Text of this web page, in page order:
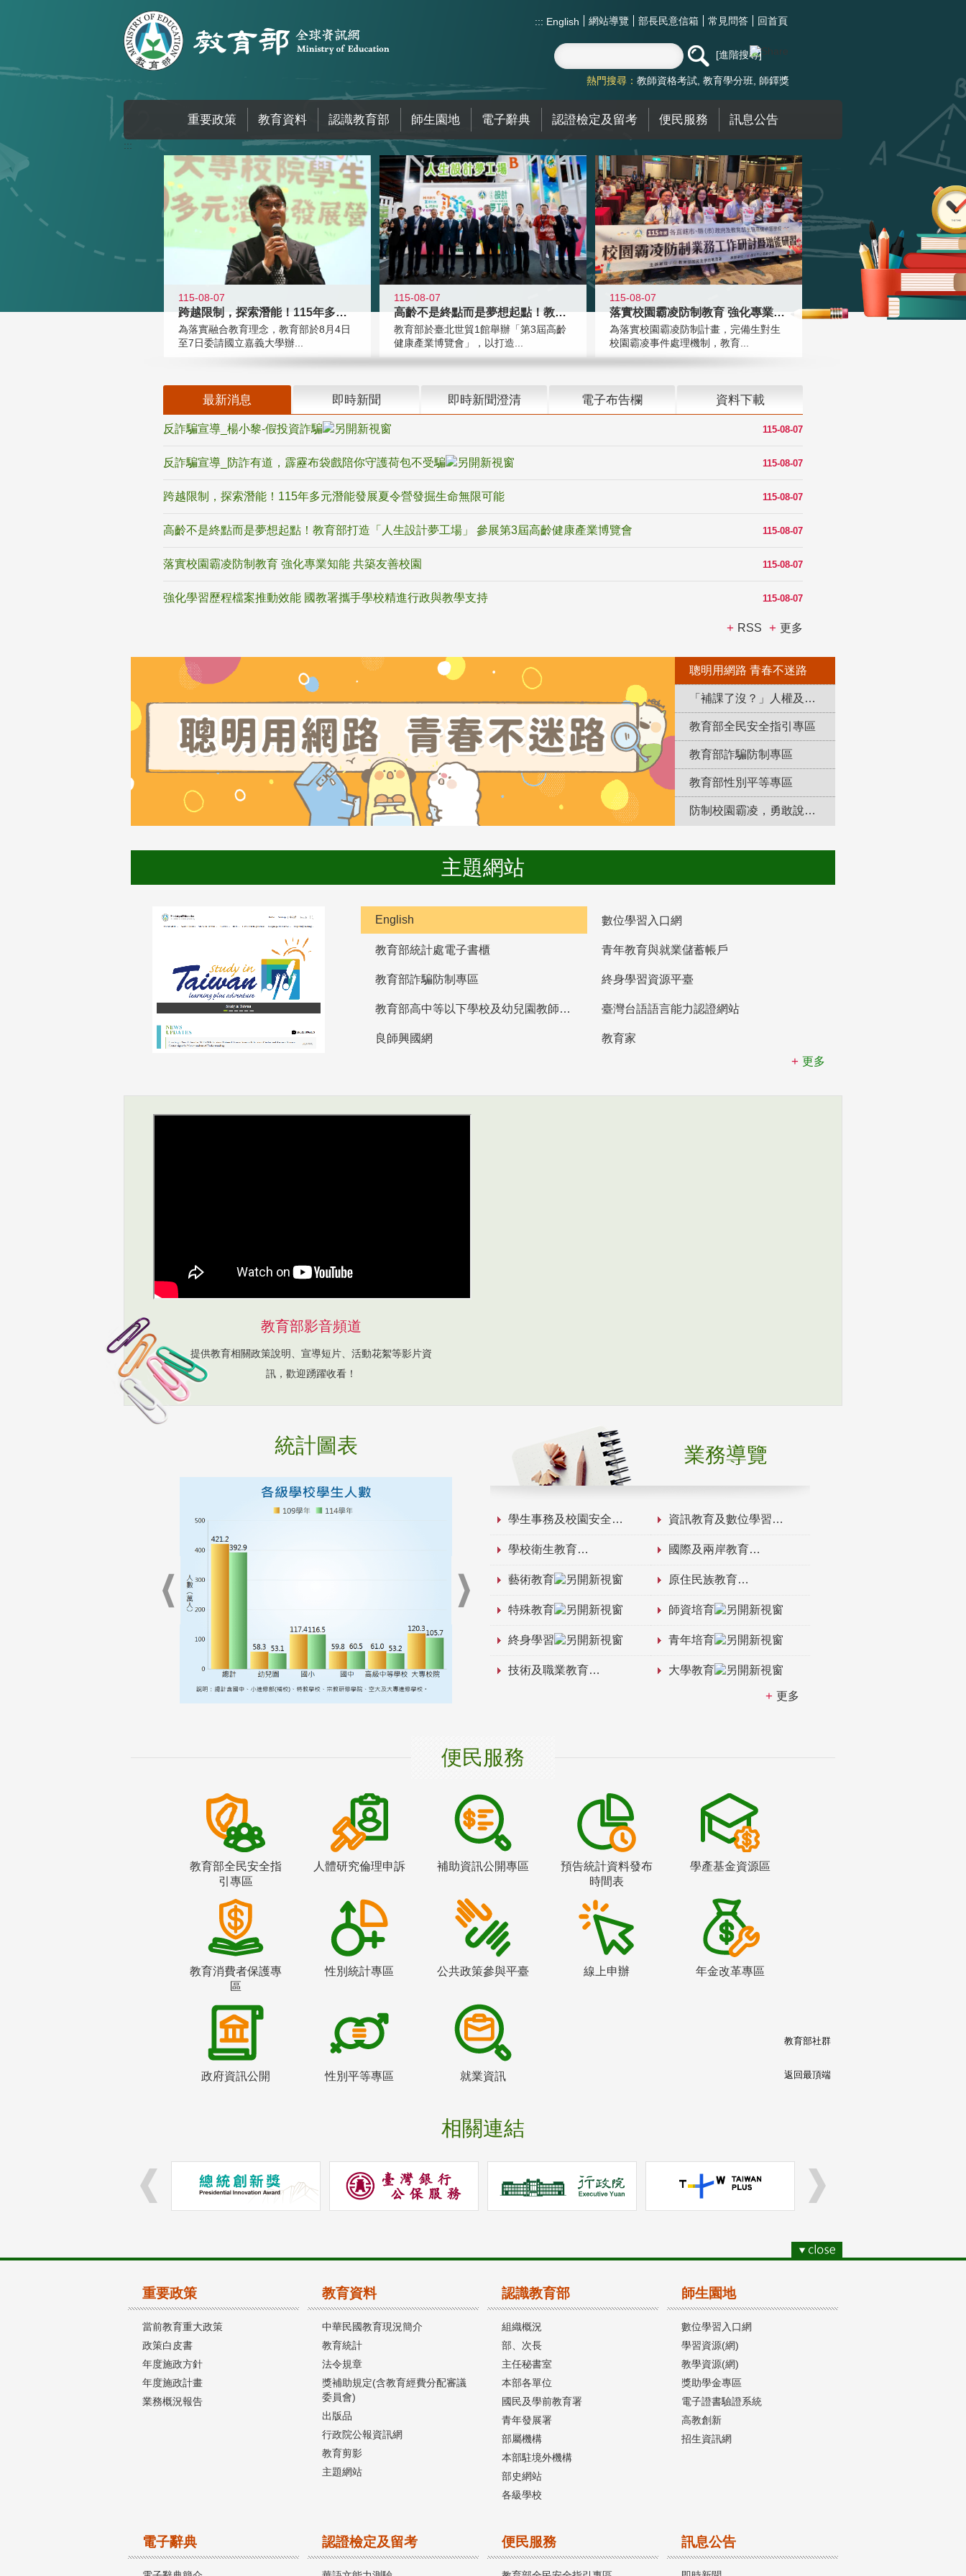
::: English 網站導覽 部長民意信箱 常見問答 回首頁
進階搜尋
熱門搜尋： 教師資格考試 教育學分班 師鐸獎
重要政策 教育資料 認識教育部 師生園地 電子辭典 認證檢定及留考 便民服務 訊息公告
:::
115-08-07
跨越限制，探索潛能！115年多元潛
為落實融合教育理念，教育部於8月4日
至7日委請國立嘉義大學辦...
115-08-07
高齡不是終點而是夢想起點！教育部打
教育部於臺北世貿1館舉辦「第3屆高齡
健康產業博覽會」，以打造...
115-08-07
落實校園霸凌防制教育 強化專業知能
為落實校園霸凌防制計畫，完備生對生
校園霸凌事件處理機制，教育...
最新消息 即時新聞 即時新聞澄清 電子布告欄 資料下載
115-08-07
反詐騙宣導_楊小黎-假投資詐騙
115-08-07
反詐騙宣導_防詐有道，霹靂布袋戲陪你守護荷包不受騙
115-08-07
跨越限制，探索潛能！115年多元潛能發展夏令營發掘生命無限可能
115-08-07
高齡不是終點而是夢想起點！教育部打造「人生設計夢工場」 參展第3屆高齡健康產業博覽會
115-08-07
落實校園霸凌防制教育 強化專業知能 共築友善校園
115-08-07
強化學習歷程檔案推動效能 國教署攜手學校精進行政與教學支持
RSS 更多
聰明用網路 青春不迷路
「補課了沒？」人權及轉型正義教育專區
教育部全民安全指引專區
教育部詐騙防制專區
教育部性別平等專區
防制校園霸凌，勇敢說出來！
主題網站
English 數位學習入口網
教育部統計處電子書櫃 青年教育與就業儲蓄帳戶
教育部詐騙防制專區 終身學習資源平臺
教育部高中等以下學校及幼兒園教師資格檢定考試 臺灣台語語言能力認證網站
良師興國網
教育家
更多
教育部影音頻道
提供教育相關政策說明、宣導短片、活動花絮等影片資
訊，歡迎踴躍收看！
統計圖表 業務導覽
學生事務及校園安全 資訊教育及數位學習
學校衛生教育 國際及兩岸教育
藝術教育 原住民族教育
特殊教育 師資培育
終身學習 青年培育
技術及職業教育 大學教育
更多
便民服務
教育部全民安全指
引專區
人體研究倫理申訴 補助資訊公開專區
預告統計資料發布
時間表
學產基金資源區
教育消費者保護專
區
性別統計專區 公共政策參與平臺 線上申辦 年金改革專區
政府資訊公開 性別平等專區 就業資訊
相關連結
教育部社群
返回最頂端
重要政策
當前教育重大政策
政策白皮書
年度施政方針
年度施政計畫
業務概況報告
教育資料
中華民國教育現況簡介
教育統計
法令規章
獎補助規定(含教育經費分配審議
委員會)
出版品
行政院公報資訊網
教育剪影
主題網站
認識教育部
組織概況
部、次長
主任秘書室
本部各單位
國民及學前教育署
青年發展署
部屬機構
本部駐境外機構
部史網站
各級學校
師生園地
數位學習入口網
學習資源(網)
教學資源(網)
獎助學金專區
電子證書驗證系統
高教創新
招生資訊網
電子辭典 認證檢定及留考 便民服務 訊息公告